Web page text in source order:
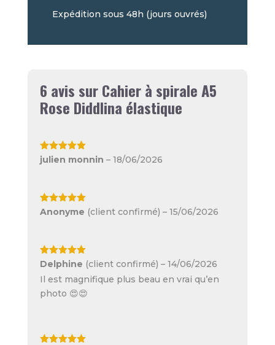
Expédition sous 48h (jours ouvrés)
6 avis surCahier à spirale A5
Rose Diddlina élastique
Note5sur
5
julien monnin – 18/06/2026
Note5sur
Anonyme (client confirmé) – 15/06/2026
Note5sur
Delphine (client confirmé) – 14/06/2026
Il est magnifique plus beau en vrai qu’en
photo 😍😍